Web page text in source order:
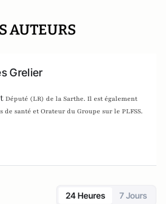
AUTEURS
Grelier
Député (LR) de la Sarthe. Il est également
santé et Orateur du Groupe sur le PLFSS.
24 Heures 7 Jours